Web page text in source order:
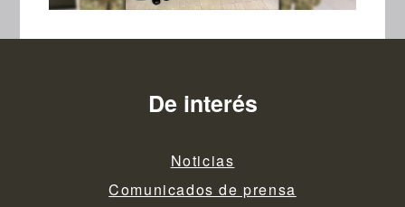
De interés
Noticias
Comunicados de prensa